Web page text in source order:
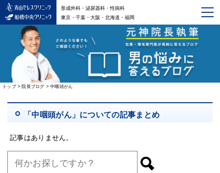
形成外科・泌尿器科・性病科
東京・千葉・大阪・北海道・福岡
トップ > 院長ブログ > 中咽頭がん
「中咽頭がん」についての記事まとめ
記事はありません。